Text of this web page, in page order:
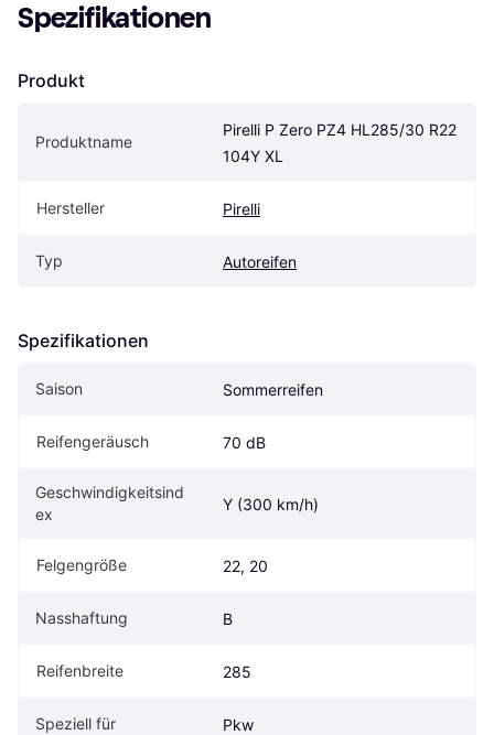
Spezifikationen
Produkt
Produktname
Pirelli P Zero PZ4 HL285/30 R22
104Y XL
Hersteller Pirelli
Typ Autoreifen
Spezifikationen
Saison Sommerreifen
Reifengeräusch 70 dB
Geschwindigkeitsind
ex
Y (300 km/h)
Felgengröße 22, 20
Nasshaftung B
Reifenbreite 285
Speziell für Pkw